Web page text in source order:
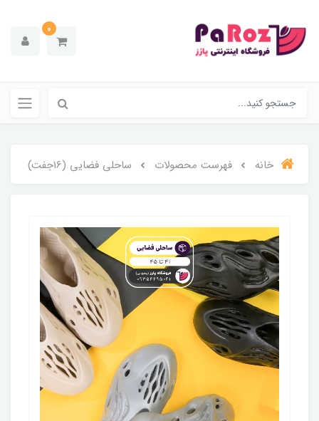
0
خانه فهرست محصولات ساحلی فضایی (16جفت)